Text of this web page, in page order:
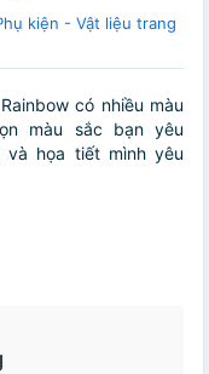
kiện - Vật liệu trang
có nhiều màu
màu sắc bạn yêu
và họa tiết mình yêu